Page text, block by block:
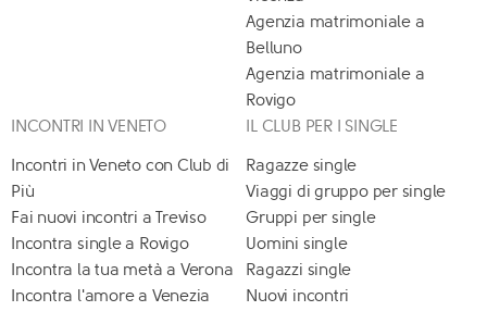
Agenzia matrimoniale a
Belluno
Agenzia matrimoniale a
Rovigo
INCONTRI IN VENETO
Incontri in Veneto con Club di
Più
Fai nuovi incontri a Treviso
Incontra single a Rovigo
Incontra la tua metà a Verona
Incontra l'amore a Venezia
IL CLUB PER I SINGLE
Ragazze single
Viaggi di gruppo per single
Gruppi per single
Uomini single
Ragazzi single
Nuovi incontri